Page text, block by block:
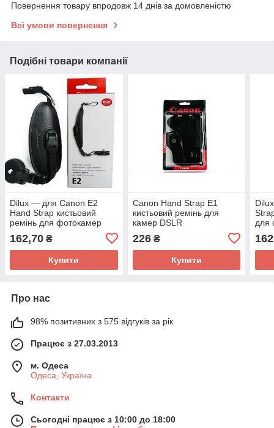
Повернення товару впродовж 14 днів за домовленістю
Всі умови повернення
Подібні товари компанії
Dilux — для Canon E2
Hand Strap кистьовий
ремінь для фотокамер
162,70 ₴
Купити
Canon Hand Strap E1
кистьовий ремінь для
камер DSLR
226₴
Купити
для
Про нас
98% позитивних з 575 відгуків за рік
Працює з 27.03.2013
м. Одеса
Одеса, Україна
Контакти
Сьогодні працює з 10:00 до 18:00